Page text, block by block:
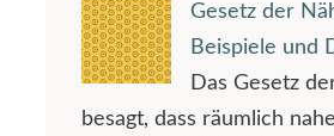
Gesetz der
Beispiele und
Das Gesetz
besagt, dass räumlich